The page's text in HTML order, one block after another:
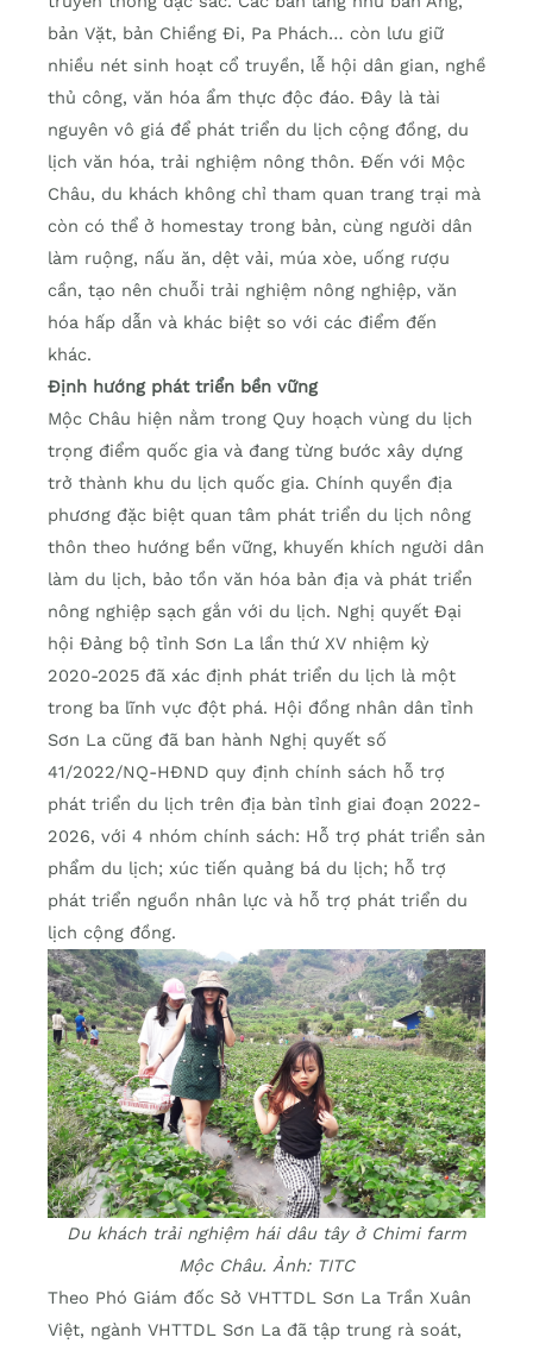
bản Vặt, bản Chiềng Đi, Pa Phách… còn lưu giữ
nhiều nét sinh hoạt cổ truyền, lễ hội dân gian, nghề
thủ công, văn hóa ẩm thực độc đáo. Đây là tài
nguyên vô giá để phát triển du lịch cộng đồng, du
lịch văn hóa, trải nghiệm nông thôn. Đến với Mộc
Châu, du khách không chỉ tham quan trang trại mà
còn có thể ở homestay trong bản, cùng người dân
làm ruộng, nấu ăn, dệt vải, múa xòe, uống rượu
cần, tạo nên chuỗi trải nghiệm nông nghiệp, văn
hóa hấp dẫn và khác biệt so với các điểm đến
khác.
Định hướng phát triển bền vững
Mộc Châu hiện nằm trong Quy hoạch vùng du lịch
trọng điểm quốc gia và đang từng bước xây dựng
trở thành khu du lịch quốc gia. Chính quyền địa
phương đặc biệt quan tâm phát triển du lịch nông
thôn theo hướng bền vững, khuyến khích người dân
làm du lịch, bảo tồn văn hóa bản địa và phát triển
nông nghiệp sạch gắn với du lịch. Nghị quyết Đại
hội Đảng bộ tỉnh Sơn La lần thứ XV nhiệm kỳ
2020-2025 đã xác định phát triển du lịch là một
trong ba lĩnh vực đột phá. Hội đồng nhân dân tỉnh
Sơn La cũng đã ban hành Nghị quyết số
41/2022/NQ-HĐND quy định chính sách hỗ trợ
phát triển du lịch trên địa bàn tỉnh giai đoạn 2022-
2026, với 4 nhóm chính sách: Hỗ trợ phát triển sản
phẩm du lịch; xúc tiến quảng bá du lịch; hỗ trợ
phát triển nguồn nhân lực và hỗ trợ phát triển du
lịch cộng đồng.
Du khách trải nghiệm hái dâu tây ở Chimi farm
Mộc Châu. Ảnh: TITC
Theo Phó Giám đốc Sở VHTTDL Sơn La Trần Xuân
Việt, ngành VHTTDL Sơn La đã tập trung rà soát,